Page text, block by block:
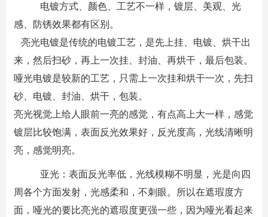
电镀方式、颜色、工艺不一样，镀层、美观、光
感、防锈效果都有区别。
亮光电镀是传统的电镀工艺，是先上挂、电镀、烘干出
来，然后扫砂，再上一次挂、封油、再烘干，最后包装。
哑光电镀是较新的工艺，只需上一次挂和烘干一次，先扫
砂、电镀、封油、烘干，包装。
亮光视觉上给人眼前一亮的感觉，有点高上大一样，感觉
镀层比较饱满，表面反光效果好，反光度高，光线清晰明
亮，感觉明亮。
亚光：表面反光率低，光线模糊不明显，光是向四
周各个方面发射，光感柔和，不刺眼。所以在遮瑕度方
面，哑光的要比亮光的遮瑕度更强一些，因为哑光看起来